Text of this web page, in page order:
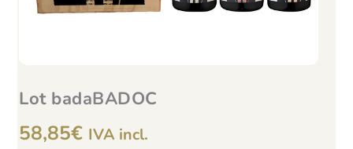
Lot badaBADOC
58,85€ IVA incl.